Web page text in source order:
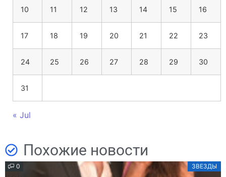
10 11 12 13 14 15 16
17 18 19 20 21 22 23
24 25 26 27 28 29 30
31
« Jul
Похожие новости
0 ЗВЕЗДЫ